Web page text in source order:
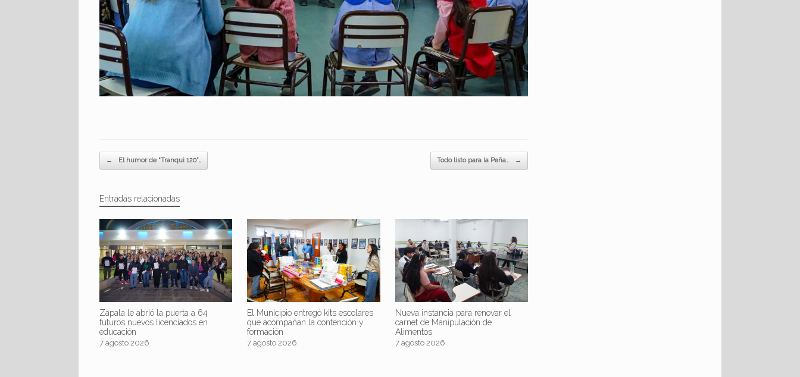
Navegador de artículos
← El humor de “Tranqui 120”… Todo listo para la Peña… →
Entradas relacionadas
Zapala le abrió la puerta a 64
futuros nuevos licenciados en
educación
7 agosto 2026
El Municipio entregó kits escolares
que acompañan la contención y
formación
7 agosto 2026
Nueva instancia para renovar el
carnet de Manipulación de
Alimentos
7 agosto 2026